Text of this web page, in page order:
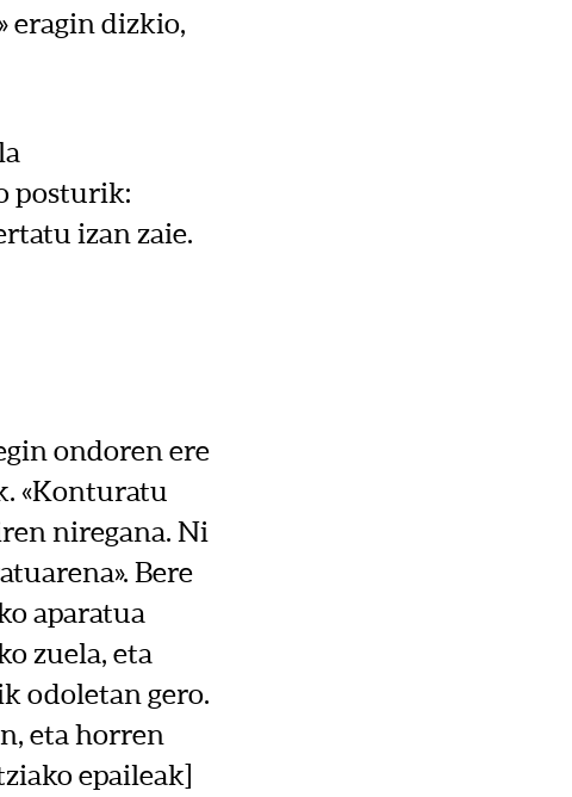
eragin dizkio,
posturik:
izan zaie.
ondoren ere
«Konturatu
niregana. Ni
Bere
aparatua
zuela, eta
odoletan gero.
eta horren
epaileak]